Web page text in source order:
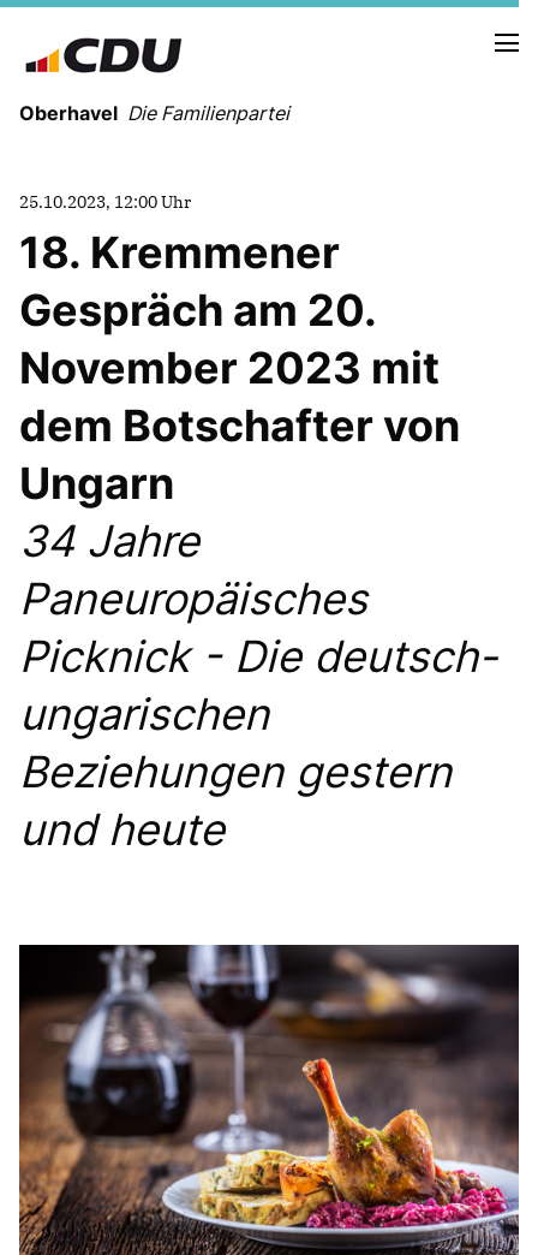
Oberhavel Die Familienpartei
NEUIGKEITEN
TERMINE
KREISVORSTAND
ORTSVERBÄNDE
VEREINIGUNGEN
Kreistagsfraktion
Leitprogramm der CDU Oberhavel
Mitmachen
BÜRGERANFRAGE
25.10.2023, 12:00 Uhr
18. Kremmener
Gespräch am 20.
November 2023 mit
dem Botschafter von
Ungarn
34 Jahre
Paneuropäisches
Picknick - Die deutsch-
ungarischen
Beziehungen gestern
und heute